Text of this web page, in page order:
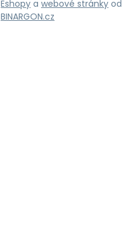
Eshopy a webové stránky od
BINARGON.cz